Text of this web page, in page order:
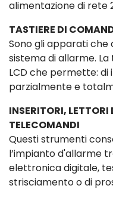
alimentazione di rete
TASTIERE DI
Sono gli apparati
sistema di allarme.
LCD che permette: di
parzialmente e
INSERITORI, LETTORI
TELECOMANDI
Questi strumenti
l’impianto d'allarme
elettronica digitale,
strisciamento o di